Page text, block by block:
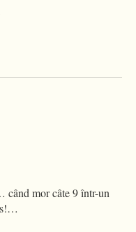
când mor câte 9 într-un